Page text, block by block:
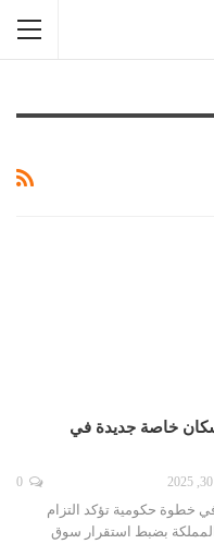
خاصة جديدة في
خطوة حكومية تؤكد التزام
المملكة بضبط استقرار سوق